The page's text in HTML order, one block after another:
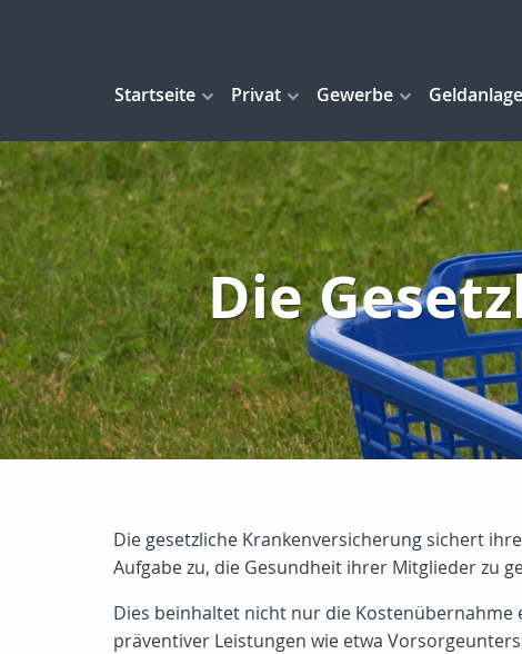
Startseite Privat Gewerbe Geldanlage
Die
Die gesetzliche Krankenversicherung sichert
Aufgabe zu, die Gesundheit ihrer Mitglieder zu
Dies beinhaltet nicht nur die
präventiver Leistungen wie etwa